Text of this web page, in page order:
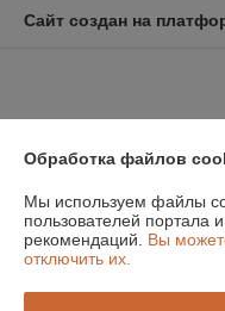
Сайт создан на
Юридическое лицо:
"Атон классик"
220131, г. Минск, 1й
Регистрационный номер
Обработка файлов
Мы используем файлы
пользователей портала
рекомендаций. Вы
отключить их.